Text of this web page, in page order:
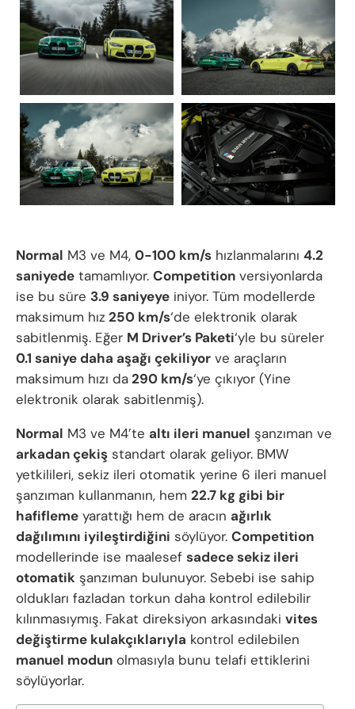
Normal M3 ve M4, 0-100 km/s hızlanmalarını 4.2
saniyede tamamlıyor. Competition versiyonlarda
ise bu süre 3.9 saniyeye iniyor. Tüm modellerde
maksimum hız 250 km/s‘de elektronik olarak
sabitlenmiş. Eğer M Driver’s Paketi‘yle bu süreler
0.1 saniye daha aşağı çekiliyor ve araçların
maksimum hızı da290 km/s‘ye çıkıyor (Yine
elektronik olarak sabitlenmiş).
Normal M3 ve M4’te altı ileri manuel şanzıman ve
arkadan çekiş standart olarak geliyor. BMW
yetkilileri, sekiz ileri otomatik yerine 6 ileri manuel
şanzıman kullanmanın, hem 22.7 kg gibi bir
hafifleme yarattığı hem de aracın ağırlık
dağılımını iyileştirdiğini söylüyor. Competition
modellerinde ise maalesef sadece sekiz ileri
otomatik şanzıman bulunuyor. Sebebi ise sahip
oldukları fazladan torkun daha kontrol edilebilir
kılınmasıymış. Fakat direksiyon arkasındaki vites
değiştirme kulakçıklarıyla kontrol edilebilen
manuel modun olmasıyla bunu telafi ettiklerini
söylüyorlar.